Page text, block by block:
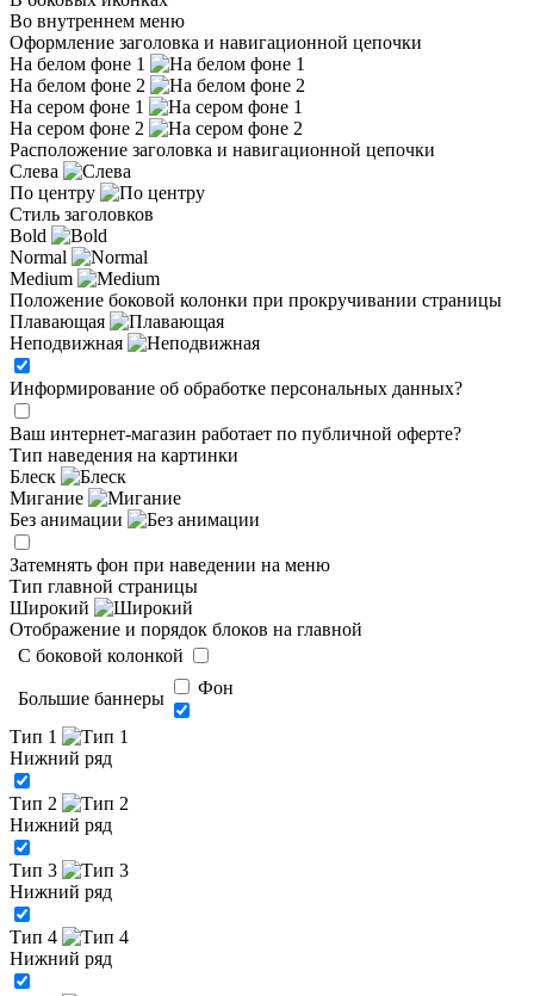
Во внутреннем меню
Оформление заголовка и навигационной цепочки
На белом фоне 1
На белом фоне 2
На сером фоне 1
На сером фоне 2
Расположение заголовка и навигационной цепочки
Слева
По центру
Стиль заголовков
Bold
Normal
Medium
Положение боковой колонки при прокручивании страницы
Плавающая
Неподвижная
Информирование об обработке персональных данных?
Ваш интернет-магазин работает по публичной оферте?
Тип наведения на картинки
Блеск
Мигание
Без анимации
Затемнять фон при наведении на меню
Тип главной страницы
Широкий
Отображение и порядок блоков на главной
C боковой колонкой
Большие баннеры
Фон
Тип 1
Нижний ряд
Тип 2
Нижний ряд
Тип 3
Нижний ряд
Тип 4
Нижний ряд